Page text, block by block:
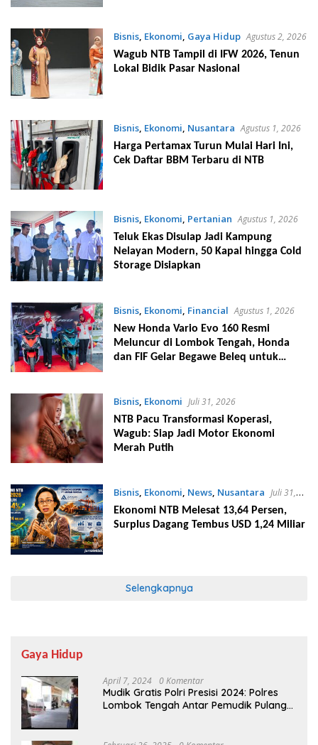
Bisnis, Ekonomi, Gaya Hidup Agustus 2, 2026
Wagub NTB Tampil di IFW 2026, Tenun
Lokal Bidik Pasar Nasional
Bisnis, Ekonomi Nusantara Agustus 1, 2026
Harga Pertamax Turun Mulai Hari Ini,
Cek Daftar BBM Terbaru di NTB
Bisnis, Ekonomi, Pertanian Agustus 1, 2026
Teluk Ekas Disulap Jadi Kampung
Nelayan Modern, 50 Kapal hingga Cold
Storage Disiapkan
Bisnis, Ekonomi Financial Agustus 1, 2026
New Honda Vario Evo 160 Resmi
Meluncur di Lombok Tengah, Honda
dan FIF Gelar Begawe Beleq untuk
Bisnis, Ekonomi Juli 31, 2026
NTB Pacu Transformasi Koperasi,
Wagub: Siap Jadi Motor Ekonomi
Merah Putih
Bisnis, Ekonomi, News, Nusantara Juli 31,
2026
Ekonomi NTB Melesat 13,64 Persen,
Surplus Dagang Tembus USD 1,24 Miliar
Selengkapnya
Gaya Hidup
April 7, 2024 0 Komentar
Mudik Gratis Polri Presisi 2024: Polres
Lombok Tengah Antar Pemudik Pulang